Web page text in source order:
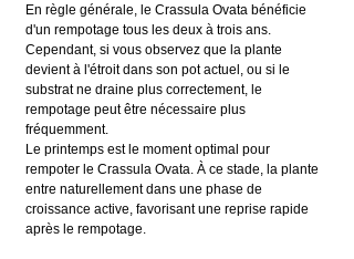
En règle générale, le Crassula Ovata bénéficie
d'un rempotage tous les deux à trois ans.
Cependant, si vous observez que la plante
devient à l'étroit dans son pot actuel, ou si le
substrat ne draine plus correctement, le
rempotage peut être nécessaire plus
fréquemment.
Le printemps est le moment optimal pour
rempoter le Crassula Ovata. À ce stade, la plante
entre naturellement dans une phase de
croissance active, favorisant une reprise rapide
après le rempotage.